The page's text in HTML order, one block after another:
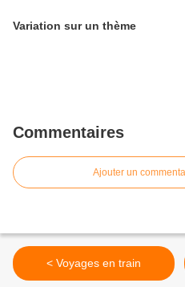
Variation sur un thème
Commentaires
Ajouter un
< Voyages en train